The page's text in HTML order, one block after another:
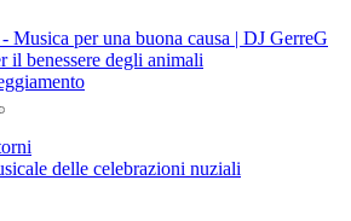
Musica per una buona causa | DJ GerreG
il benessere degli animali
delle celebrazioni nuziali